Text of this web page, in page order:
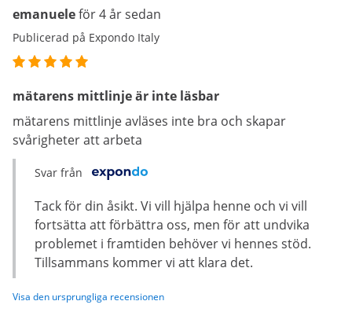
emanueleför 4 år sedan
Publicerad på Expondo Italy
mätarens mittlinje är inte läsbar
mätarens mittlinje avläses inte bra och skapar
svårigheter att arbeta
Svar från
Tack för din åsikt. Vi vill hjälpa henne och vi vill
fortsätta att förbättra oss, men för att undvika
problemet i framtiden behöver vi hennes stöd.
Tillsammans kommer vi att klara det.
Visa den ursprungliga recensionen